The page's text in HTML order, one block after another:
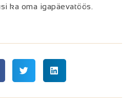
ka oma igapäevatöös.